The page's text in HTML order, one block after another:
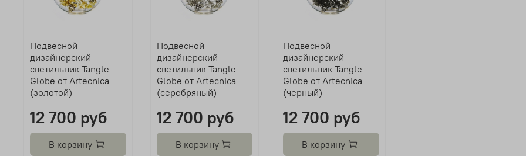
Подвесной
дизайнерский
светильник Tangle
Globe от Artecnica
(золотой)
12 700 руб
В корзину
Подвесной
дизайнерский
светильник Tangle
Globe от Artecnica
(серебряный)
12 700 руб
В корзину
Подвесной
дизайнерский
светильник Tangle
Globe от Artecnica
(черный)
12 700 руб
В корзину